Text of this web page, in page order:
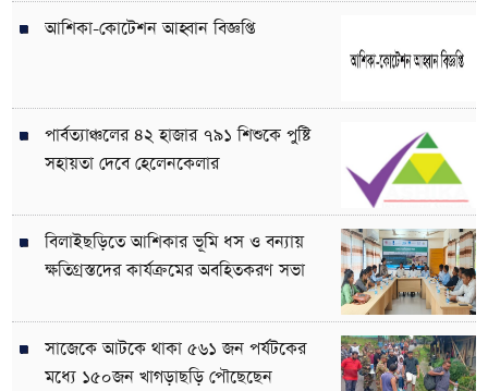
আশিকা-কোটেশন আহ্বান বিজ্ঞপ্তি
পার্বত্যাঞ্চলের ৪২ হাজার ৭৯১ শিশুকে পুষ্টি
সহায়তা দেবে হেলেনকেলার
বিলাইছড়িতে আশিকার ভূমি ধস ও বন্যায়
ক্ষতিগ্রস্তদের কার্যক্রমের অবহিতকরণ সভা
সাজেকে আটকে থাকা ৫৬১ জন পর্যটকের
মধ্যে ১৫০জন খাগড়াছড়ি পৌছেছেন